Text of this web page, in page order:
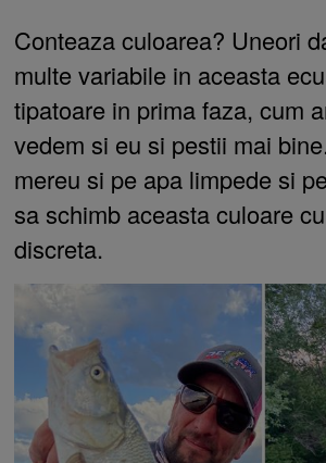
Conteaza culoarea? Uneori
multe variabile in aceasta
tipatoare in prima faza, cum
vedem si eu si pestii mai
mereu si pe apa limpede si
sa schimb aceasta culoare
discreta.